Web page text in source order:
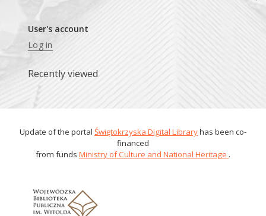
User's account
Log in
Recently viewed
Update of the portal Świętokrzyska Digital Libraryhas been co-
financed
from funds Ministry of Culture and National Heritage .